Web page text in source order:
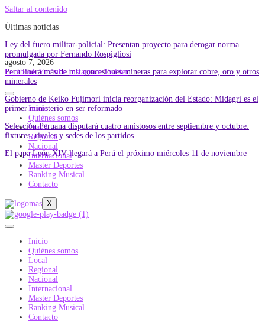
Saltar al contenido
Últimas noticias
Ley del fuero militar-policial: Presentan proyecto para derogar norma
promulgada por Fernando Rospigliosi
Perú libera más de mil concesiones mineras para explorar cobre, oro y otros
minerales
Gobierno de Keiko Fujimori inicia reorganización del Estado: Midagri es el
primer ministerio en ser reformado
Selección Peruana disputará cuatro amistosos entre septiembre y octubre:
fixtures, rivales y sedes de los partidos
El papa León XIV llegará a Perú el próximo miércoles 11 de noviembre
agosto 7, 2026
Facebook Youtube Instagram Twitter
Inicio
Quiénes somos
Local
Regional
Nacional
Internacional
Master Deportes
Ranking Musical
Contacto
X
Inicio
Quiénes somos
Local
Regional
Nacional
Internacional
Master Deportes
Ranking Musical
Contacto